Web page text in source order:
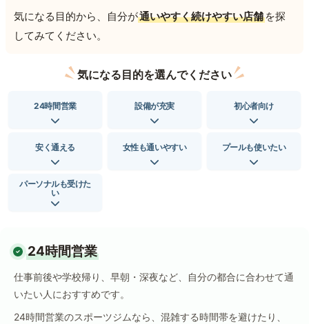
気になる目的から、自分が通いやすく続けやすい店舗 を探
してみてください。
気になる目的を選んでください
24時間営業 設備が充実 初心者向け
安く通える 女性も通いやすい プールも使いたい
パーソナルも受けた
い
24時間営業
仕事前後や学校帰り、早朝・深夜など、自分の都合に合わせて通
いたい人におすすめです。
24時間営業のスポーツジムなら、混雑する時間帯を避けたり、